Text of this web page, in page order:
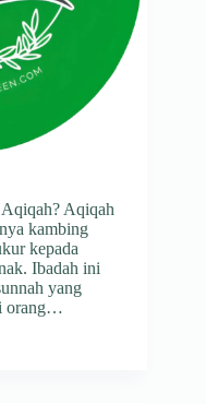
Aqiqah
kambing
kepada
Ibadah ini
yang
orang…